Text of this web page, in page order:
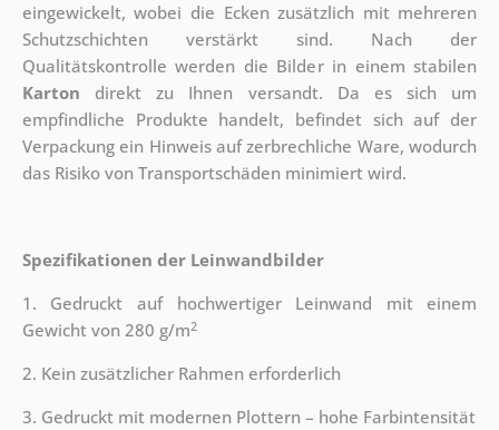
eingewickelt, wobei die Ecken zusätzlich mit mehreren
Schutzschichten verstärkt sind. Nach der
Qualitätskontrolle werden die Bilder in einem stabilen
Karton direkt zu Ihnen versandt. Da es sich um
empfindliche Produkte handelt, befindet sich auf der
Verpackung ein Hinweis auf zerbrechliche Ware, wodurch
das Risiko von Transportschäden minimiert wird.
Spezifikationen der Leinwandbilder
1. Gedruckt auf hochwertiger Leinwand mit einem
Gewicht von 280 g/m2
2. Kein zusätzlicher Rahmen erforderlich
3. Gedruckt mit modernen Plottern – hohe Farbintensität